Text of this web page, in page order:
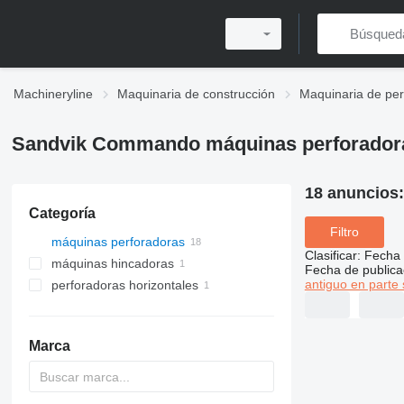
Machineryline Maquinaria de construcción Maquinaria de
Sandvik Commando máquinas
Categoría
máquinas perforadoras
máquinas hincadoras
perforadoras horizontales
Marca
18
Filtro
Clasificar: Fecha
Fecha de
antiguo en parte